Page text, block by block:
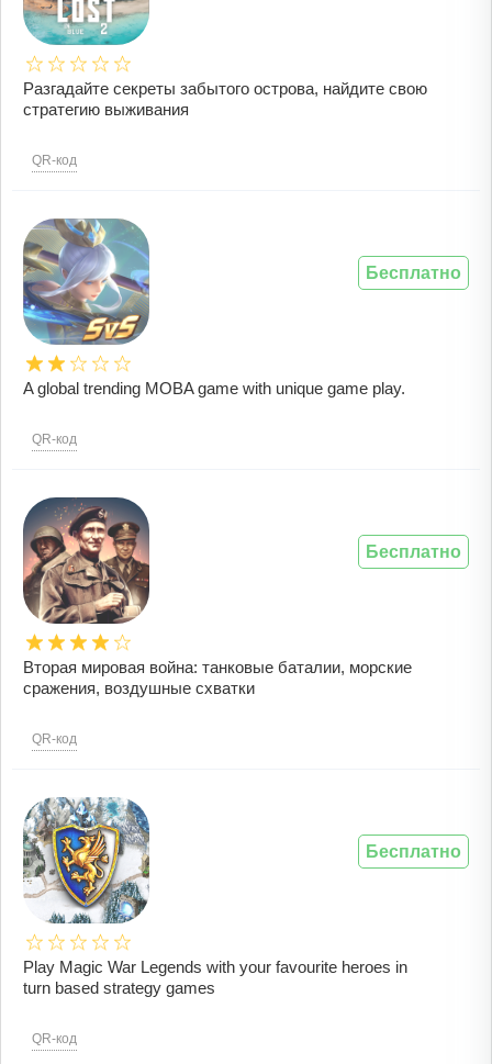
Разгадайте секреты забытого острова, найдите свою
стратегию выживания
QR-код
A global trending MOBA game with unique game play.
QR-код
Бесплатно
Вторая мировая война: танковые баталии, морские
сражения, воздушные схватки
QR-код
Бесплатно
Play Magic War Legends with your favourite heroes in
turn based strategy games
QR-код
Бесплатно